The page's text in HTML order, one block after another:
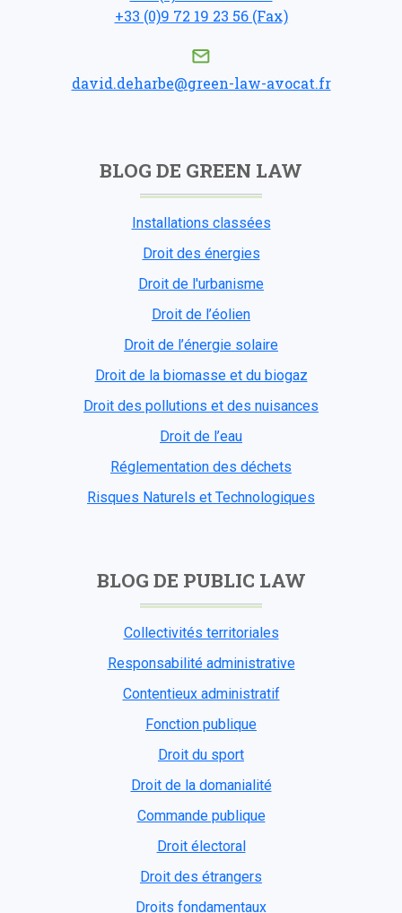
+33 (0)9 72 19 23 56 (Fax)
david.deharbe@green-law-avocat.fr
BLOG DE GREEN LAW
Installations classées
Droit des énergies
Droit de l'urbanisme
Droit de l’éolien
Droit de l’énergie solaire
Droit de la biomasse et du biogaz
Droit des pollutions et des nuisances
Droit de l’eau
Réglementation des déchets
Risques Naturels et Technologiques
BLOG DE PUBLIC LAW
Collectivités territoriales
Responsabilité administrative
Contentieux administratif
Fonction publique
Droit du sport
Droit de la domanialité
Commande publique
Droit électoral
Droit des étrangers
Droits fondamentaux